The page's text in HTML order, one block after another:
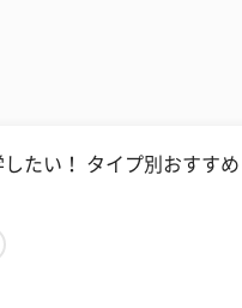
たい！ タイプ別おすすめ